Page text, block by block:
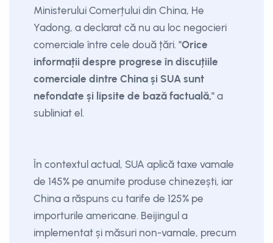
Ministerului Comerțului din China, He
Yadong, a declarat că nu au loc negocieri
comerciale între cele două țări. "Orice
informații despre progrese în discuțiile
comerciale dintre China și SUA sunt
nefondate și lipsite de bază factuală," a
subliniat el.
În contextul actual, SUA aplică taxe vamale
de 145% pe anumite produse chinezești, iar
China a răspuns cu tarife de 125% pe
importurile americane. Beijingul a
implementat și măsuri non-vamale, precum